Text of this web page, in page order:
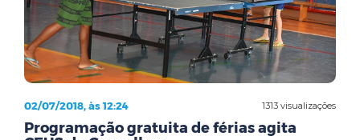
1313 visualizações
02/07/2018, às 12:24
Programação gratuita de férias agita